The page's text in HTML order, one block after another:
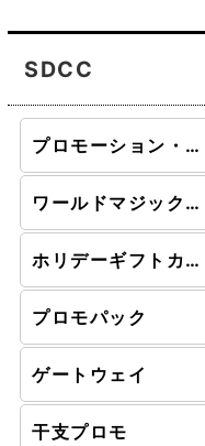
SDCC
プロモーション・カード (全商品)
ワールドマジックカップ予選
ホリデーギフトカード
プロモパック
ゲートウェイ
干支プロモ